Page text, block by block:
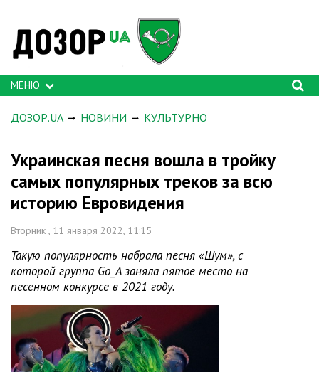
МЕНЮ
ДОЗОР.UA НОВИНИ КУЛЬТУРНО
Украинская песня вошла в тройку
самых популярных треков за всю
историю Евровидения
Вторник , 11 января 2022, 11:15
Такую популярность набрала песня «Шум», с
которой группа Go_A заняла пятое место на
песенном конкурсе в 2021 году.